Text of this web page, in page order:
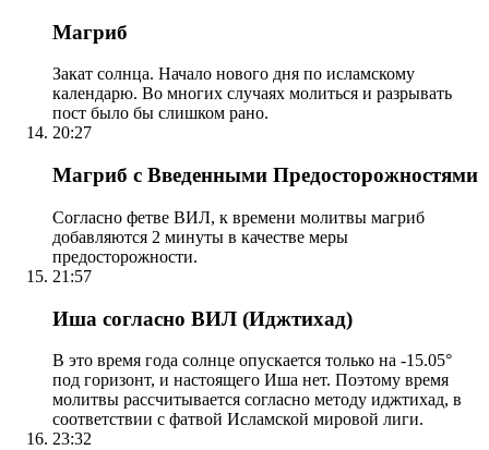
Магриб
Закат солнца. Начало нового дня по исламскому
календарю. Во многих случаях молиться и разрывать
пост было бы слишком рано.
20:27
Магриб с Введенными Предосторожностями
Согласно фетве ВИЛ, к времени молитвы магриб
добавляются 2 минуты в качестве меры
предосторожности.
21:57
Иша согласно ВИЛ (Иджтихад)
В это время года солнце опускается только на -15.05°
под горизонт, и настоящего Иша нет. Поэтому время
молитвы рассчитывается согласно методу иджтихад, в
соответствии с фатвой Исламской мировой лиги.
23:32